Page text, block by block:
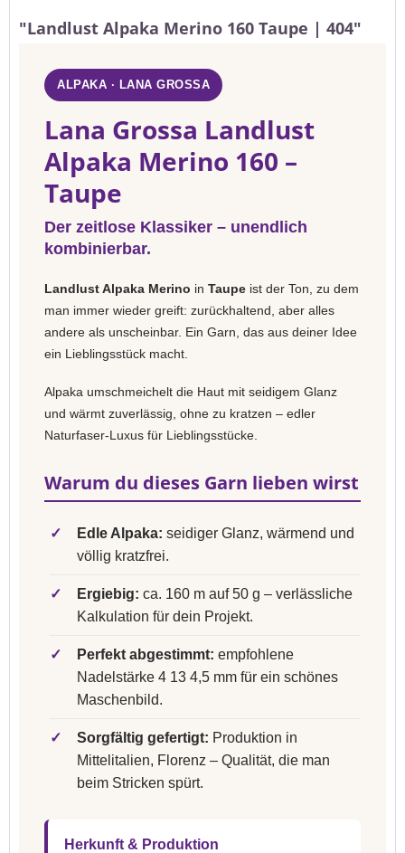
"Landlust Alpaka Merino 160 Taupe | 404"
ALPAKA · LANA GROSSA
Lana Grossa Landlust
Alpaka Merino 160 –
Taupe
Der zeitlose Klassiker – unendlich
kombinierbar.
Landlust Alpaka Merino in Taupe ist der Ton, zu dem
man immer wieder greift: zurückhaltend, aber alles
andere als unscheinbar. Ein Garn, das aus deiner Idee
ein Lieblingsstück macht.
Alpaka umschmeichelt die Haut mit seidigem Glanz
und wärmt zuverlässig, ohne zu kratzen – edler
Naturfaser-Luxus für Lieblingsstücke.
Warum du dieses Garn lieben wirst
✓ Edle Alpaka: seidiger Glanz, wärmend und
völlig kratzfrei.
✓ Ergiebig: ca. 160 m auf 50 g – verlässliche
Kalkulation für dein Projekt.
✓ Perfekt abgestimmt: empfohlene
Nadelstärke 4 13 4,5 mm für ein schönes
Maschenbild.
✓ Sorgfältig gefertigt: Produktion in
Mittelitalien, Florenz – Qualität, die man
beim Stricken spürt.
Herkunft & Produktion